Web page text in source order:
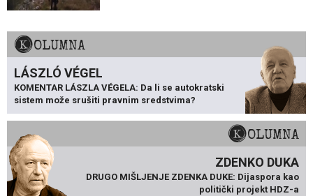
KOLUMNA
LÁSZLÓ VÉGEL
KOMENTAR LÁSZLA VÉGELA: Da li se autokratski
sistem može srušiti pravnim sredstvima?
KOLUMNA
ZDENKO DUKA
DRUGO MIŠLJENJE ZDENKA DUKE: Dijaspora kao
politički projekt HDZ-a